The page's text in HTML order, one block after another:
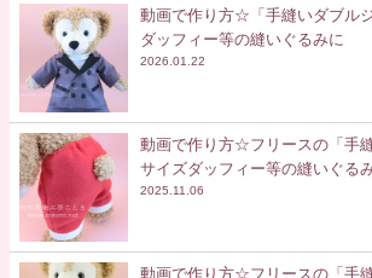
動画で作り方☆「手縫いダブル
ダッフィー等の縫いぐるみに
2026.01.22
動画で作り方☆フリースの「手
サイズダッフィー等の縫いぐる
2025.11.06
動画で作り方☆フリースの「手